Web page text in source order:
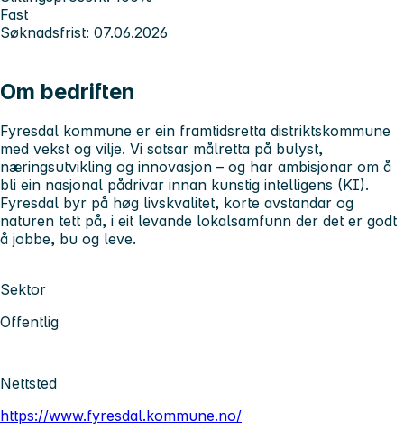
Fast
Søknadsfrist: 07.06.2026
Om bedriften
Fyresdal kommune er ein framtidsretta distriktskommune
med vekst og vilje. Vi satsar målretta på bulyst,
næringsutvikling og innovasjon – og har ambisjonar om å
bli ein nasjonal pådrivar innan kunstig intelligens (KI).
Fyresdal byr på høg livskvalitet, korte avstandar og
naturen tett på, i eit levande lokalsamfunn der det er godt
å jobbe, bu og leve.
Sektor
Offentlig
Nettsted
https://www.fyresdal.kommune.no/